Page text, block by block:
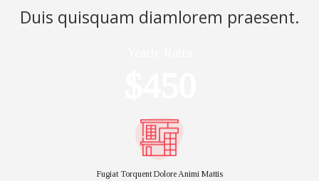
Duis quisquam diamlorem praesent.
Fugiat Torquent Dolore Animi Mattis